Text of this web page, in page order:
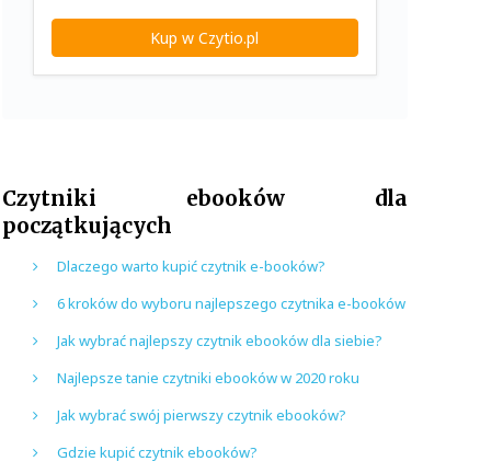
Kup w Czytio.pl
Czytniki ebooków dla
początkujących
Dlaczego warto kupić czytnik e-booków?
6 kroków do wyboru najlepszego czytnika e-booków
Jak wybrać najlepszy czytnik ebooków dla siebie?
Najlepsze tanie czytniki ebooków w 2020 roku
Jak wybrać swój pierwszy czytnik ebooków?
Gdzie kupić czytnik ebooków?